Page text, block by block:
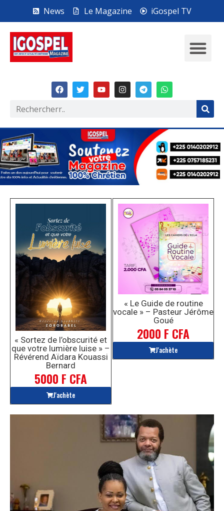
News Le Magazine iGospel TV
« Sortez de l’obscurité et
que votre lumière luise » –
Révérend Aïdara Kouassi
Bernard
5000 F CFA
J'achète
« Le Guide de routine
vocale » – Pasteur Jérôme
Goué
2000 F CFA
J'achète